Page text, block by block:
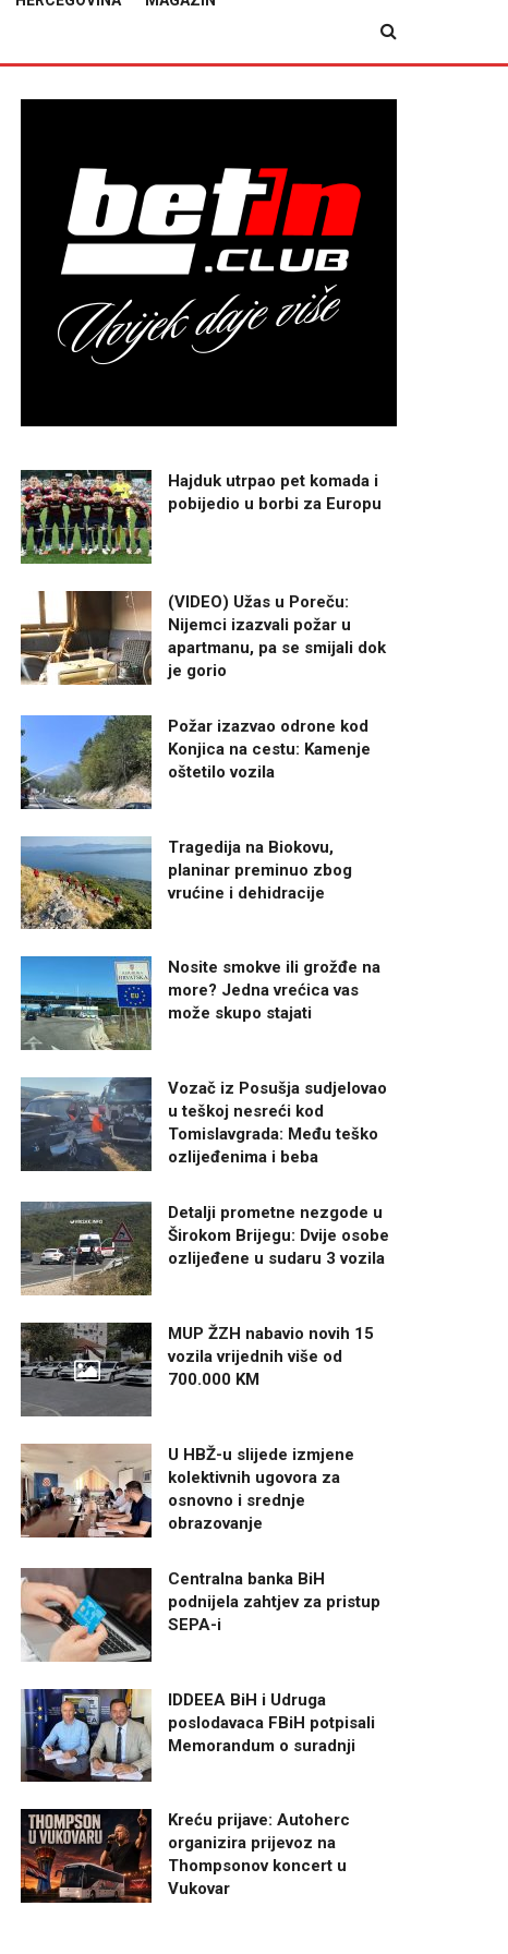
Hajduk utrpao pet komada i
pobijedio u borbi za Europu
(VIDEO) Užas u Poreču:
Nijemci izazvali požar u
apartmanu, pa se smijali dok
je gorio
Požar izazvao odrone kod
Konjica na cestu: Kamenje
oštetilo vozila
Tragedija na Biokovu,
planinar preminuo zbog
vrućine i dehidracije
Nosite smokve ili grožđe na
more? Jedna vrećica vas
može skupo stajati
Vozač iz Posušja sudjelovao
u teškoj nesreći kod
Tomislavgrada: Među teško
ozlijeđenima i beba
Detalji prometne nezgode u
Širokom Brijegu: Dvije osobe
ozlijeđene u sudaru 3 vozila
MUP ŽZH nabavio novih 15
vozila vrijednih više od
700.000 KM
U HBŽ-u slijede izmjene
kolektivnih ugovora za
osnovno i srednje
obrazovanje
Centralna banka BiH
podnijela zahtjev za pristup
SEPA-i
IDDEEA BiH i Udruga
poslodavaca FBiH potpisali
Memorandum o suradnji
Kreću prijave: Autoherc
organizira prijevoz na
Thompsonov koncert u
Vukovar